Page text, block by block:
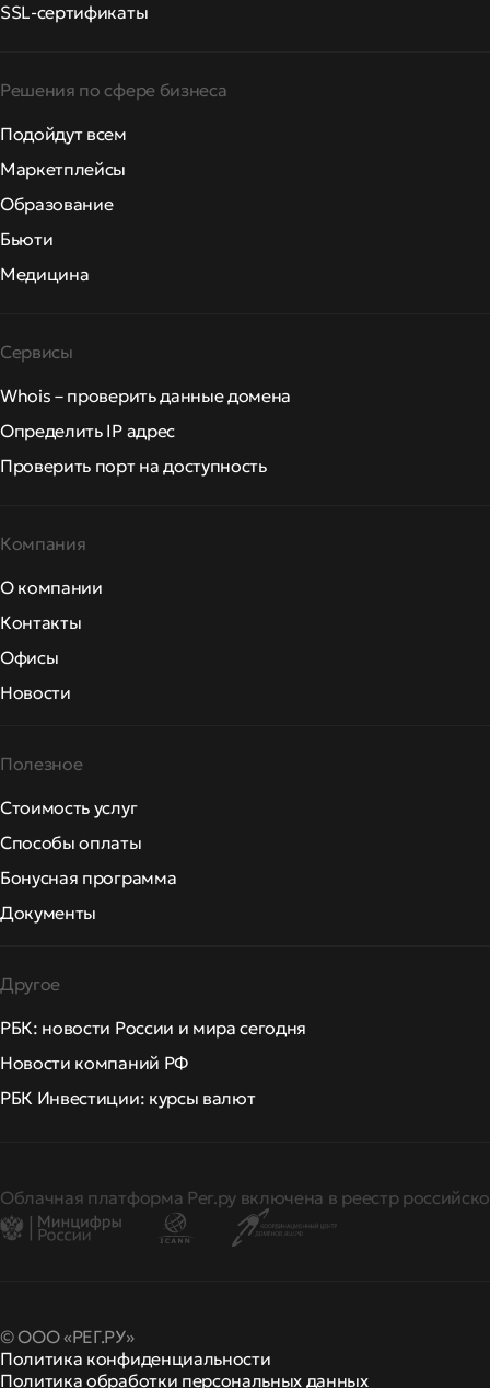
SSL-сертификаты
Решения по сфере бизнеса
Подойдут всем
Маркетплейсы
Образование
Бьюти
Медицина
Сервисы
Whois – проверить данные домена
Определить IP адрес
Проверить порт на доступность
Компания
О компании
Контакты
Офисы
Новости
Полезное
Стоимость услуг
Способы оплаты
Бонусная программа
Документы
Другое
РБК: новости России и мира сегодня
Новости компаний РФ
РБК Инвестиции: курсы валют
Облачная платформа Рег.ру включена в реестр
© ООО «РЕГ.РУ»
Политика конфиденциальности
Политика обработки персональных данных